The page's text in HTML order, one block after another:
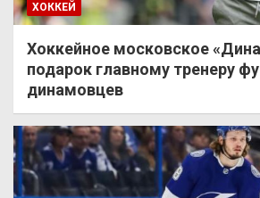
ХОККЕЙ
Хоккейное московское
подарок главному тренеру
динамовцев